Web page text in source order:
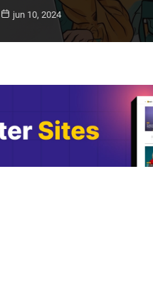
jun 10, 2024